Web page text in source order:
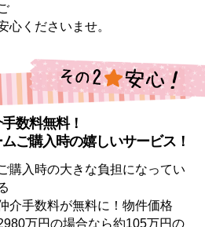
心くださいませ。
数料無料！
ご購入時の嬉しいサービス！
購入時の大きな負担になってい
介手数料が無料に！物件価格
万円の場合なら約105万円の